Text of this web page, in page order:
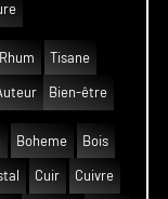
Rhum Tisane
Bien-être
Boheme Bois
Cuir Cuivre